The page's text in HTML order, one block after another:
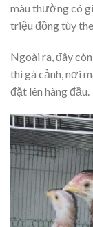
màu thường có
triệu đồng tùy
Ngoài ra, đây
thi gà cảnh, nơi
đặt lên hàng đầu.